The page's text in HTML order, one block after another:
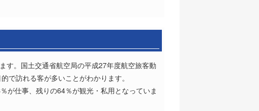
。国土交通省航空局の平成27年度航空旅客動
で訪れる客が多いことがわかります。
が仕事、残りの64％が観光・私用となっていま